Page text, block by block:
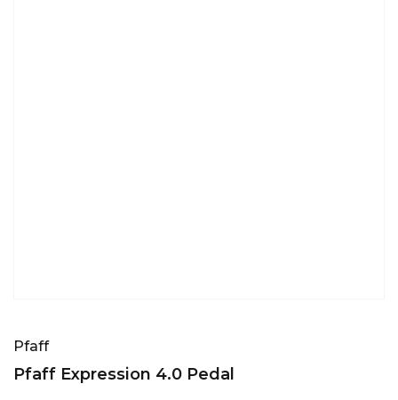
Pfaff
Pfaff Expression 4.0 Pedal